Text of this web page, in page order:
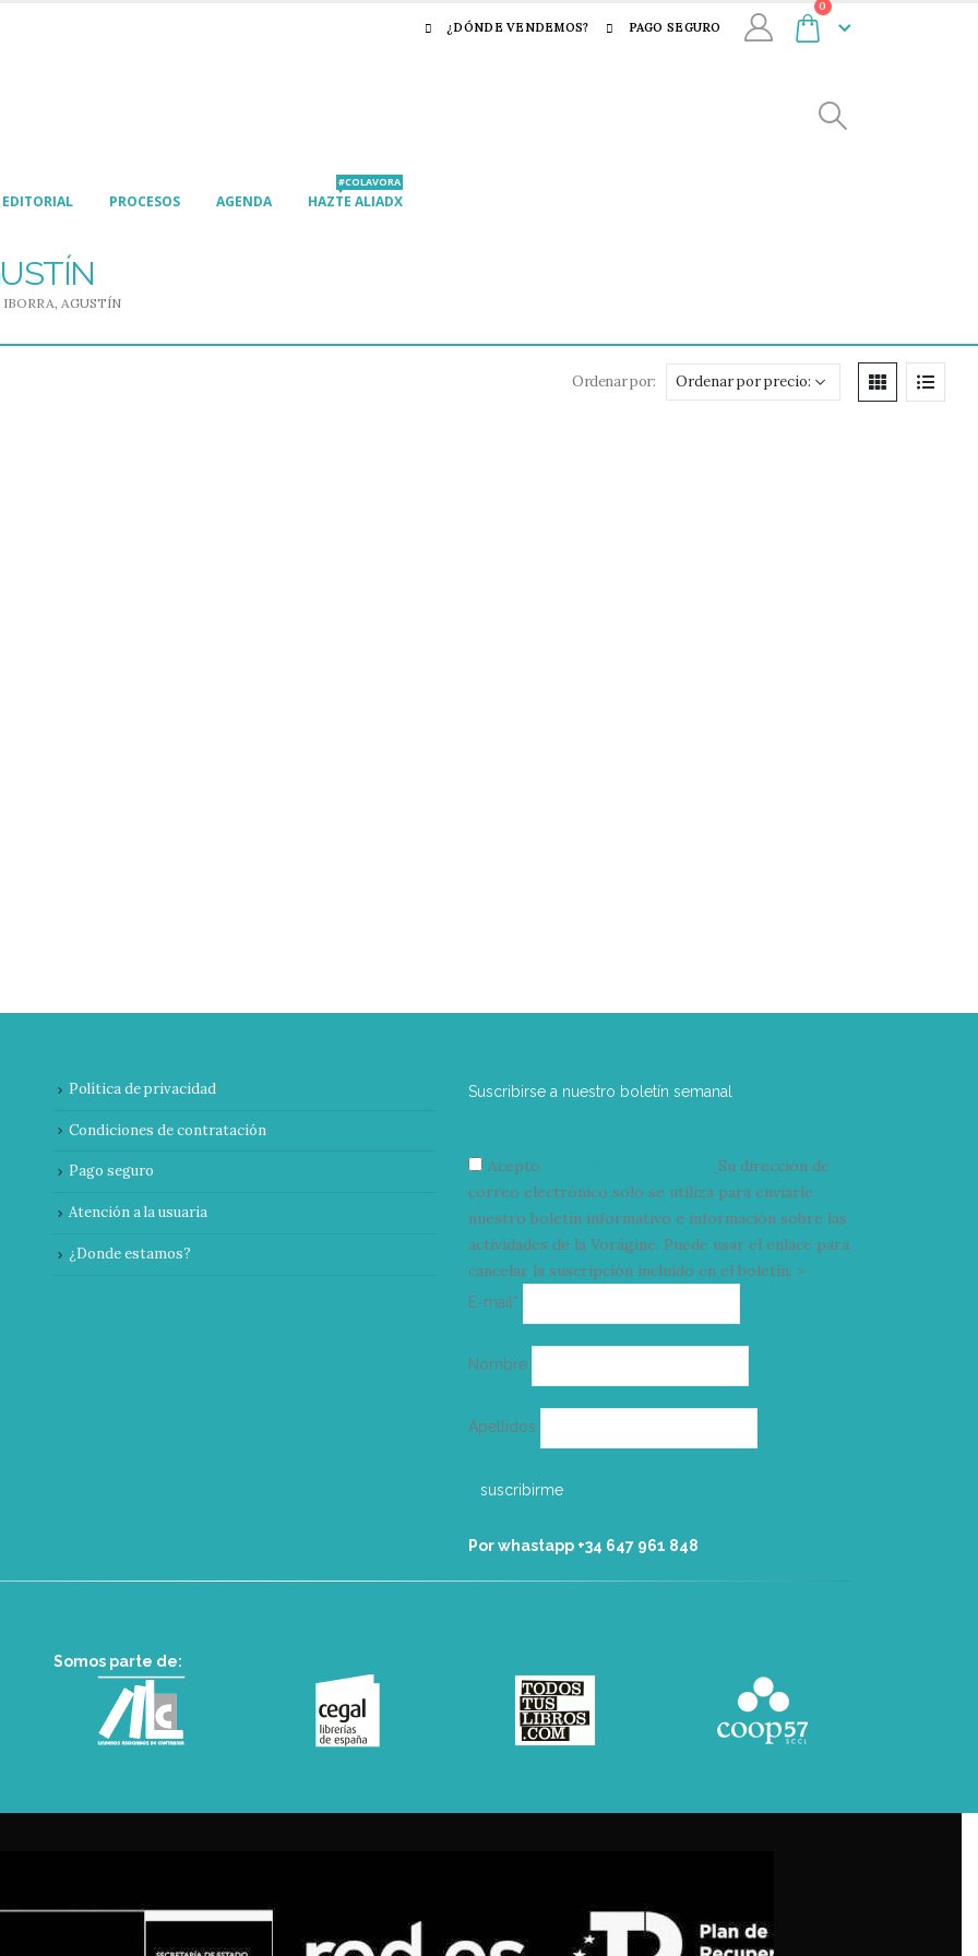
¿DÓNDE VENDEMOS? PAGO SEGURO
0
EDITORIAL PROCESOS AGENDA HAZTE ALIADX
#COLAVORA
AGUSTÍN
Ordenar por:
Política de privacidad
Condiciones de contratación
Pago seguro
Atención a la usuaria
¿Donde estamos?
Suscribirse a nuestro boletín semanal
Acepto
Su dirección de
correo electrónico solo se utiliza para enviarle
nuestro boletín informativo e información sobre las
actividades de la Vorágine. Puede usar el enlace para
cancelar la suscripción incluido en el boletín. >
E-mail*
electrónico
Nombre
Apellidos
Por whastapp +34 ‭647 961 848‬
Somos parte de: